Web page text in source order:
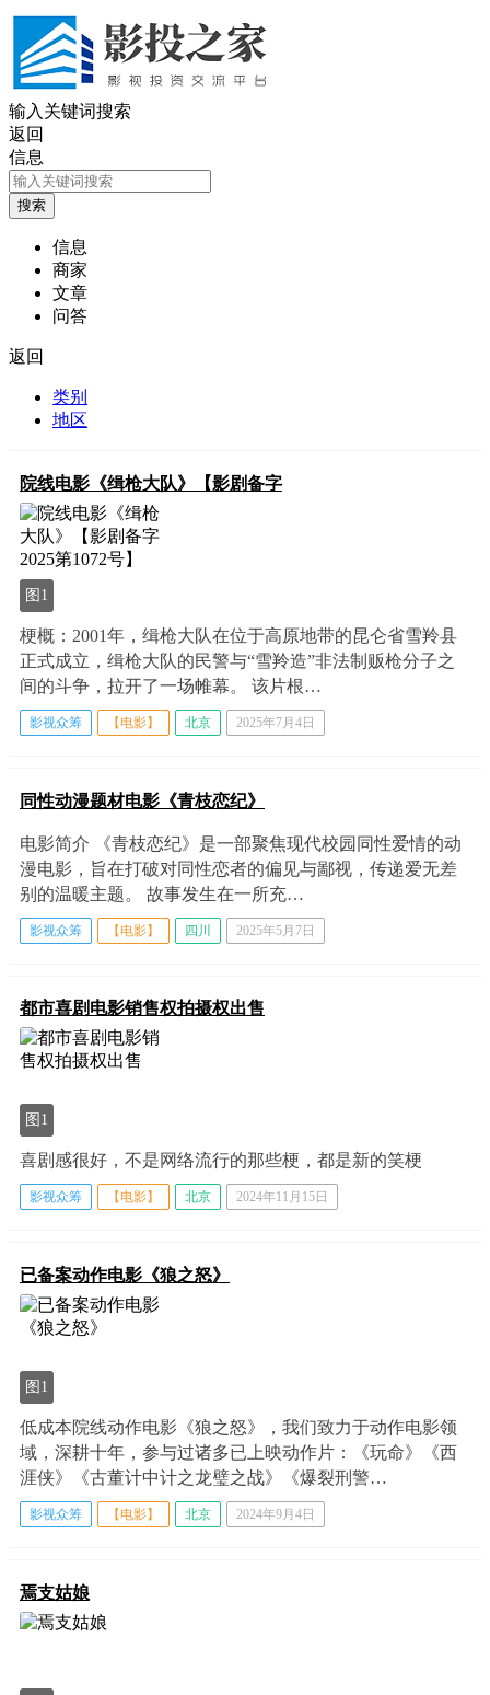
输入关键词搜索
返回
信息
信息
商家
文章
问答
返回
类别
地区
院线电影《缉枪大队》【影剧备字
图1
梗概：2001年，缉枪大队在位于高原地带的昆仑省雪羚县
正式成立，缉枪大队的民警与“雪羚造”非法制贩枪分子之
间的斗争，拉开了一场帷幕。 该片根…
影视众筹 【电影】 北京 2025年7月4日
同性动漫题材电影《青枝恋纪》
电影简介 《青枝恋纪》是一部聚焦现代校园同性爱情的动
漫电影，旨在打破对同性恋者的偏见与鄙视，传递爱无差
别的温暖主题。 故事发生在一所充…
影视众筹 【电影】 四川 2025年5月7日
都市喜剧电影销售权拍摄权出售
图1
喜剧感很好，不是网络流行的那些梗，都是新的笑梗
影视众筹 【电影】 北京 2024年11月15日
已备案动作电影《狼之怒》
图1
低成本院线动作电影《狼之怒》，我们致力于动作电影领
域，深耕十年，参与过诸多已上映动作片：《玩命》《西
涯侠》《古董计中计之龙璧之战》《爆裂刑警…
影视众筹 【电影】 北京 2024年9月4日
焉支姑娘